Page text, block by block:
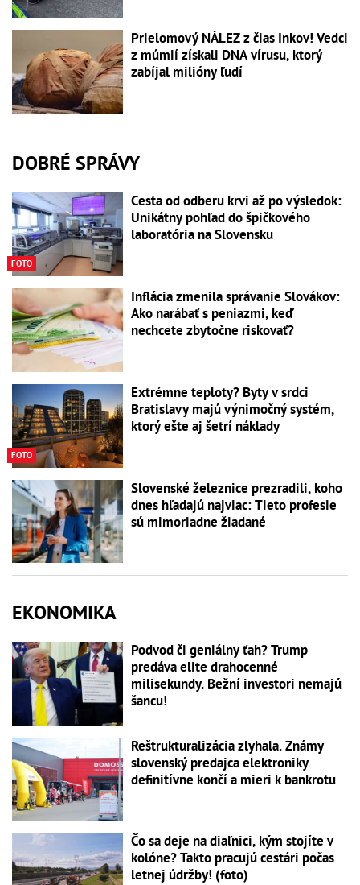
Prielomový NÁLEZ z čias Inkov! Vedci
z múmií získali DNA vírusu, ktorý
zabíjal milióny ľudí
DOBRÉ SPRÁVY
FOTO
Cesta od odberu krvi až po výsledok:
Unikátny pohľad do špičkového
laboratória na Slovensku
Inflácia zmenila správanie Slovákov:
Ako narábať s peniazmi, keď
nechcete zbytočne riskovať?
FOTO
Extrémne teploty? Byty v srdci
Bratislavy majú výnimočný systém,
ktorý ešte aj šetrí náklady
Slovenské železnice prezradili, koho
dnes hľadajú najviac: Tieto profesie
sú mimoriadne žiadané
EKONOMIKA
Podvod či geniálny ťah? Trump
predáva elite drahocenné
milisekundy. Bežní investori nemajú
šancu!
Reštrukturalizácia zlyhala. Známy
slovenský predajca elektroniky
definitívne končí a mieri k bankrotu
Čo sa deje na diaľnici, kým stojíte v
kolóne? Takto pracujú cestári počas
letnej údržby! (foto)